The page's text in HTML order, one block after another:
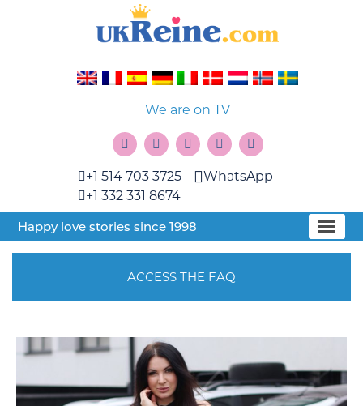
We are on TV
+1 514 703 3725
+1 332 331 8674
WhatsApp
Happy love stories since 1998
ACCESS THE FAQ